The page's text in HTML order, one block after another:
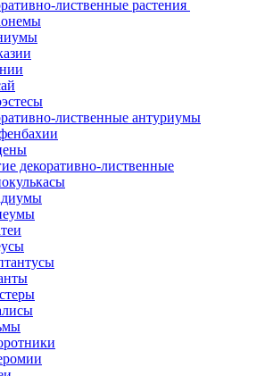
лиственные растения
лиственные антуриумы
декоративно-лиственные